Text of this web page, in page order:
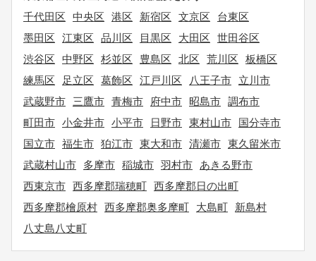
千代田区
中央区 港区 新宿区 文京区
台東区
墨田区
江東区 品川区 目黒区 大田区
世田谷区
渋谷区
中野区 杉並区 豊島区 北区 荒川区
板橋区
練馬区
足立区 葛飾区 江戸川区 八王子市
立川市
武蔵野市
三鷹市 青梅市 府中市 昭島市 調布市
町田市 小金井市 小平市 日野市 東村山市
国分寺市
国立市 福生市 狛江市 東大和市 清瀬市 東久留米市
武蔵村山市
多摩市 稲城市 羽村市
あきる野市
西東京市 西多摩郡瑞穂町 西多摩郡日の出町
西多摩郡檜原村 西多摩郡奥多摩町 大島町
新島村
八丈島八丈町